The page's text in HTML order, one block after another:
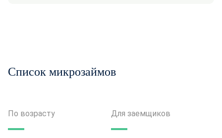
Список микрозаймов
По возрасту Для заемщиков